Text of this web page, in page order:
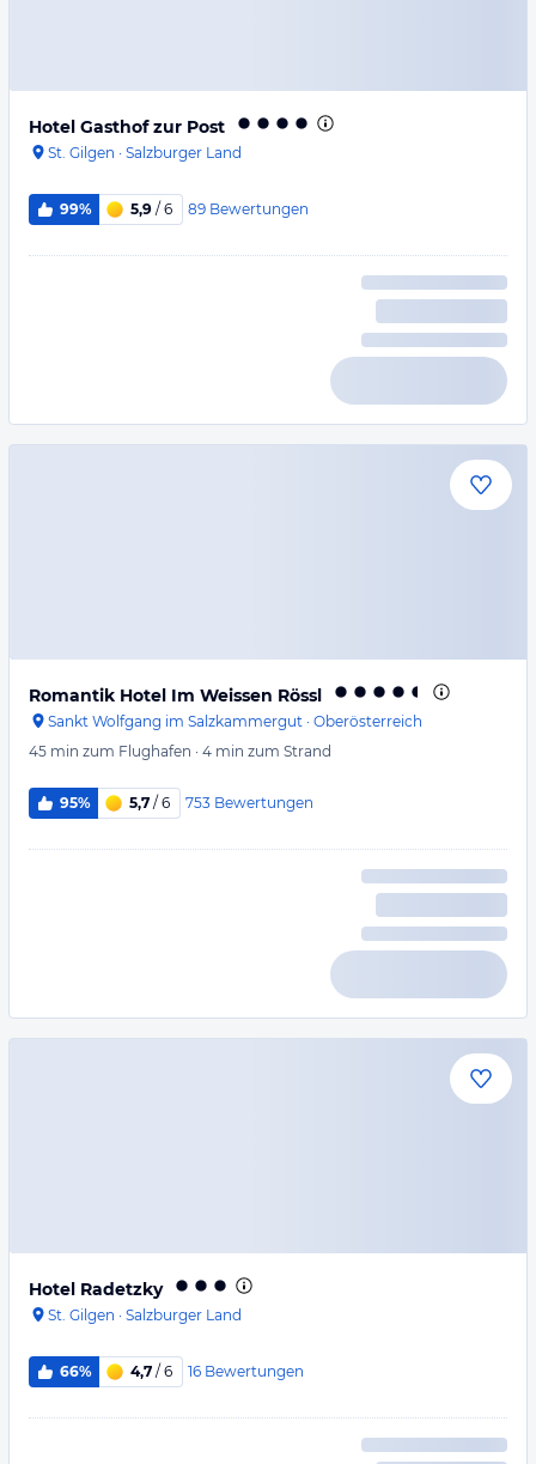
Hotel Gasthof zur Post
St. Gilgen · Salzburger Land
99% 5,9 / 6 89 Bewertungen
Romantik Hotel Im Weissen Rössl
Sankt Wolfgang im Salzkammergut · Oberösterreich
45 min zum Flughafen · 4 min zum Strand
95% 5,7 / 6 753 Bewertungen
Hotel Radetzky
St. Gilgen · Salzburger Land
66% 4,7 / 6 16 Bewertungen